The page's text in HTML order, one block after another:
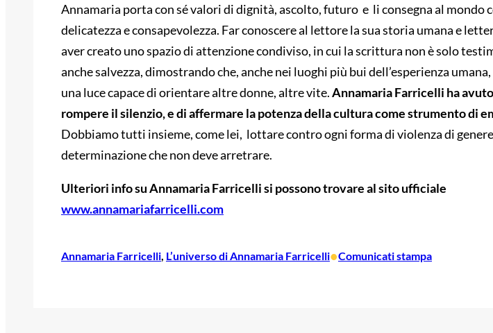
Annamaria porta con sé valori di dignità, ascolto, futuro e li consegna al mondo
delicatezza e consapevolezza. Far conoscere al lettore la sua storia umana e
aver creato uno spazio di attenzione condiviso, in cui la scrittura non è solo
anche salvezza, dimostrando che, anche nei luoghi più bui dell’esperienza
una luce capace di orientare altre donne, altre vite.Annamaria Farricelli ha
rompere il silenzio, e di affermare la potenza della cultura come strumento di
Dobbiamo tutti insieme, come lei, lottare contro ogni forma di violenza di
determinazione che non deve arretrare.
Ulteriori info su Annamaria Farricelli si possono trovare al sito ufficiale
www.annamariafarricelli.com
Annamaria Farricelli, L’universo di Annamaria Farricelli•Comunicati stampa